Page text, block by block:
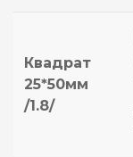
Квадрат
25*50мм
/1.8/